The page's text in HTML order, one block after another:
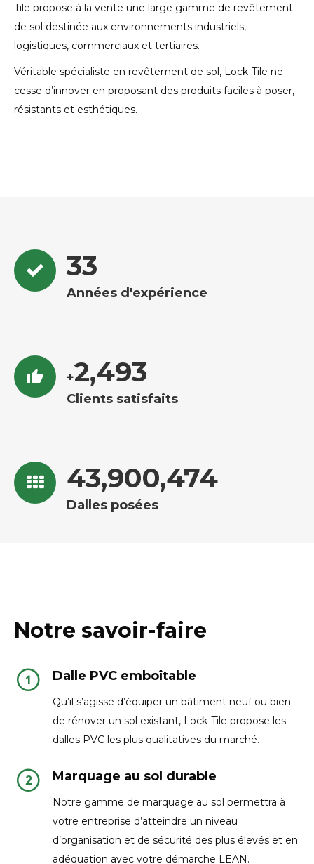
Tile propose à la vente une large gamme de revêtement
de sol destinée aux environnements industriels,
logistiques, commerciaux et tertiaires.
Véritable spécialiste en revêtement de sol, Lock-Tile ne
cesse d’innover en proposant des produits faciles à poser,
résistants et esthétiques.
33
Années d'expérience
+2,502
Clients satisfaits
44,071,232
Dalles posées
Notre savoir-faire
Dalle PVC emboîtable
Qu’il s’agisse d’équiper un bâtiment neuf ou bien
de rénover un sol existant, Lock-Tile propose les
dalles PVC les plus qualitatives du marché.
Marquage au sol durable
Notre gamme de marquage au sol permettra à
votre entreprise d’atteindre un niveau
d’organisation et de sécurité des plus élevés et en
adéquation avec votre démarche LEAN.